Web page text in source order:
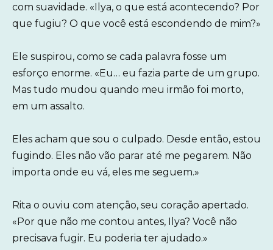
com suavidade. «Ilya, o que está acontecendo? Por
que fugiu? O que você está escondendo de mim?»
Ele suspirou, como se cada palavra fosse um
esforço enorme. «Eu… eu fazia parte de um grupo.
Mas tudo mudou quando meu irmão foi morto,
em um assalto.
Eles acham que sou o culpado. Desde então, estou
fugindo. Eles não vão parar até me pegarem. Não
importa onde eu vá, eles me seguem.»
Rita o ouviu com atenção, seu coração apertado.
«Por que não me contou antes, Ilya? Você não
precisava fugir. Eu poderia ter ajudado.»